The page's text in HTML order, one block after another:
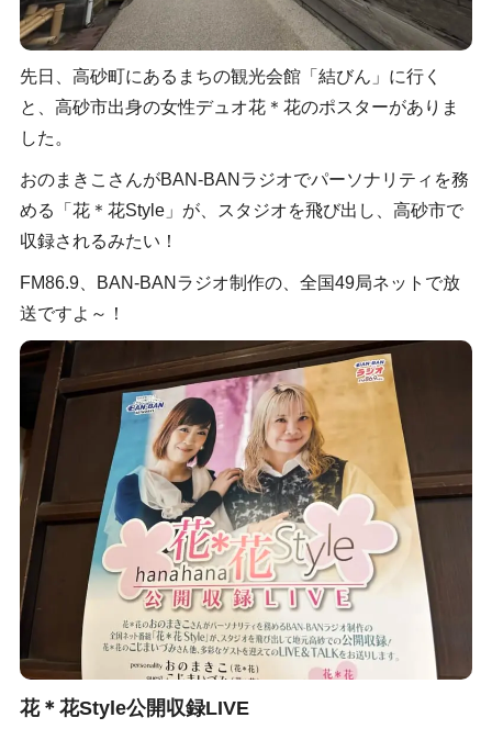
先日、高砂町にあるまちの観光会館「結びん」に行く
と、高砂市出身の女性デュオ花＊花のポスターがありま
した。
おのまきこさんがBAN-BANラジオでパーソナリティを務
める「花＊花Style」が、スタジオを飛び出し、高砂市で
収録されるみたい！
FM86.9、BAN-BANラジオ制作の、全国49局ネットで放
送ですよ～！
花＊花Style公開収録LIVE